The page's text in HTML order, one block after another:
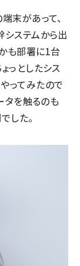
末があって、
システムから出
も部署に1台
っとしたシス
ってみたので
タを触るのも
した。